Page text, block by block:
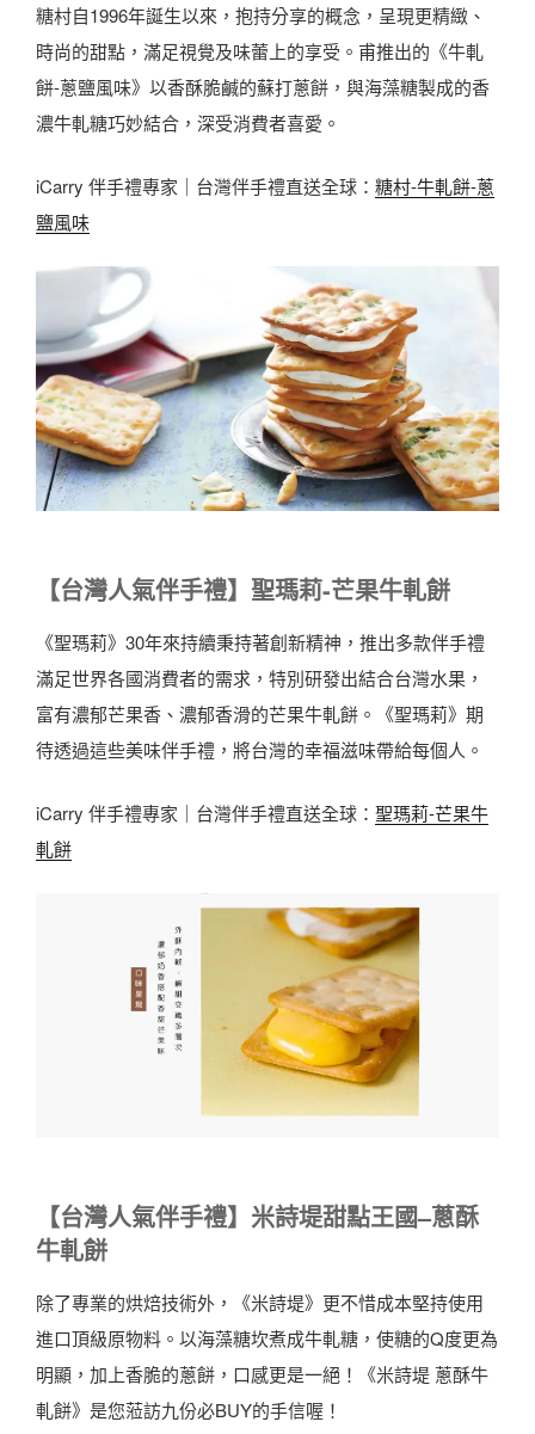
糖村自1996年誕生以來，抱持分享的概念，呈現更精緻、
時尚的甜點，滿足視覺及味蕾上的享受。甫推出的《牛軋
餅-蔥鹽風味》以香酥脆鹹的蘇打蔥餅，與海藻糖製成的香
濃牛軋糖巧妙結合，深受消費者喜愛。
iCarry 伴手禮專家｜台灣伴手禮直送全球： 糖村-牛軋餅-蔥
鹽風味
【台灣人氣伴手禮】聖瑪莉-芒果牛軋餅
《聖瑪莉》30年來持續秉持著創新精神，推出多款伴手禮
滿足世界各國消費者的需求，特別研發出結合台灣水果，
富有濃郁芒果香、濃郁香滑的芒果牛軋餅。《聖瑪莉》期
待透過這些美味伴手禮，將台灣的幸福滋味帶給每個人。
iCarry 伴手禮專家｜台灣伴手禮直送全球： 聖瑪莉-芒果牛
軋餅
【台灣人氣伴手禮】米詩堤甜點王國–蔥酥
牛軋餅
除了專業的烘焙技術外，《米詩堤》更不惜成本堅持使用
進口頂級原物料。以海藻糖坎煮成牛軋糖，使糖的Q度更為
明顯，加上香脆的蔥餅，口感更是一絕！《米詩堤 蔥酥牛
軋餅》是您蒞訪九份必BUY的手信喔！